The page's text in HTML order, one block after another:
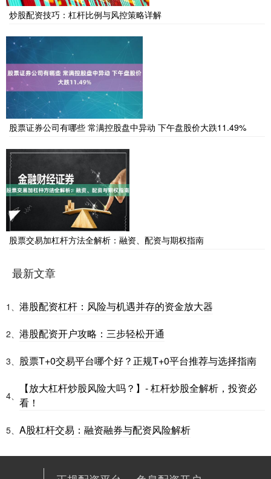
炒股配资技巧：杠杆比例与风控策略详解
股票证券公司有哪些 常满控股盘中异动 下午盘股价大跌11.49%
股票交易加杠杆方法全解析：融资、配资与期权指南
最新文章
1、 港股配资杠杆：风险与机遇并存的资金放大器
2、 港股配资开户攻略：三步轻松开通
3、 股票T+0交易平台哪个好？正规T+0平台推荐与选择指南
4、
【放大杠杆炒股风险大吗？】- 杠杆炒股全解析，投资必
看！
5、 A股杠杆交易：融资融券与配资风险解析